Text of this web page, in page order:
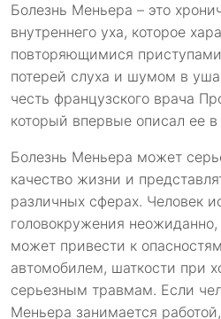
Болезнь Меньера – это
внутреннего уха, которое
повторяющимися
потерей слуха и шумом в
честь французского врача
который впервые описал ее в
Болезнь Меньера может
качество жизни и
различных сферах. Человек
головокружения неожиданно,
может привести к
автомобилем, шаткости при
серьезным травмам. Если
Меньера занимается